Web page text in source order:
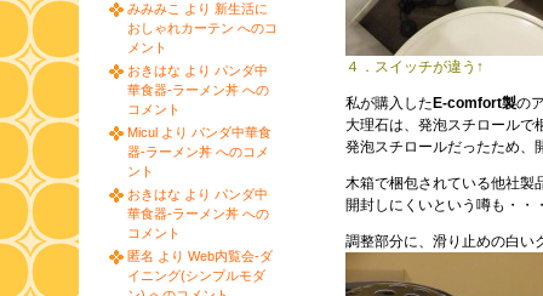
４．スイッチが違う↑
私が購入した E-comfort製の
大理石は、発泡スチロールで
発泡スチロールだったため、
木箱で梱包されている他社製
開封しにくいという噂も・・
調整部分に、滑り止めの白い
みみみこ より 新生活に
おしゃれカーテン へのコ
メント
おきはな より パンダ中
華食器-ラーメン丼 への
コメント
Micul より パンダ中華食
器-ラーメン丼 へのコメ
ント
おきはな より パンダ中
華食器-ラーメン丼 への
コメント
匿名 より Web内覧会-ダ
イニング(シンプルモダ